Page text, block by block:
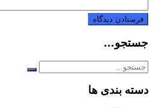
جستجو…
دسته بندی ها